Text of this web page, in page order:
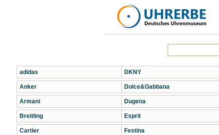
adidas
Anker
Armani
Breitling
Cartier
DKNY
Dolce&Gabbana
Dugena
Esprit
Festina